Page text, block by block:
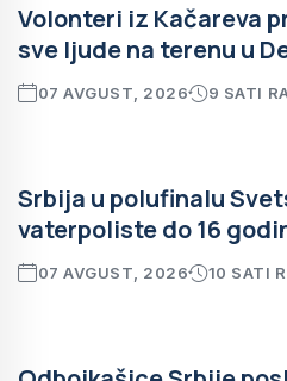
Volonteri iz Kačareva
sve ljude na terenu u
07 AVGUST, 2026 9 SATI
Srbija u polufinalu
vaterpoliste do 16
07 AVGUST, 2026 10 SATI